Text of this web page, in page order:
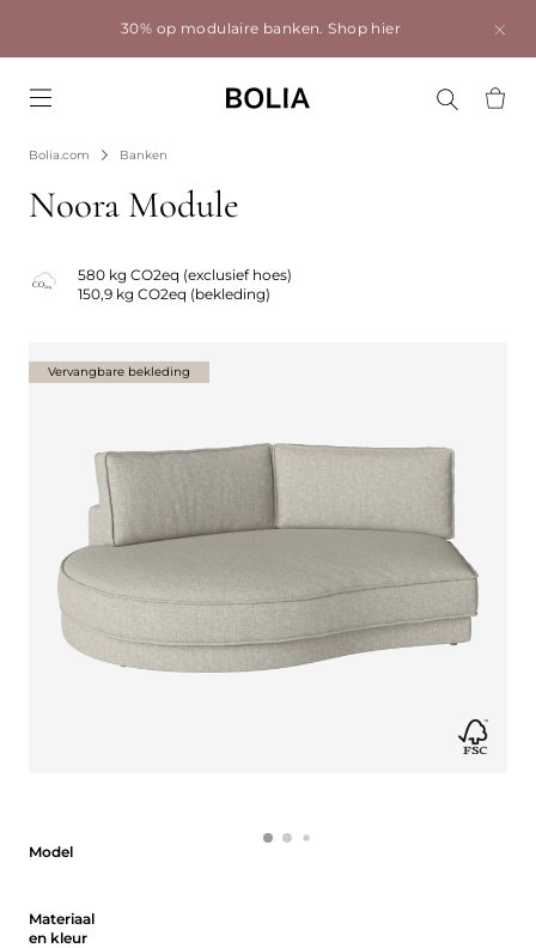
30% op modulaire banken.Shop hier
Bolia.com Banken
Noora Module
580 kg CO2eq (exclusief hoes)
150,9 kg CO2eq (bekleding)
Model
Materiaal
en kleur
Vervangbare bekleding